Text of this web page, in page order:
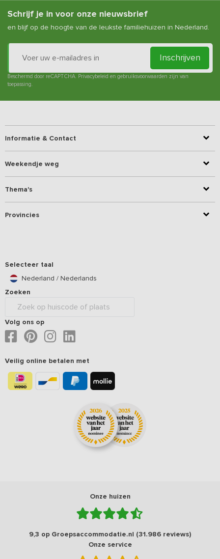
Schrijf je in voor onze nieuwsbrief
en blijf op de hoogte van de leukste familiehuizen in Nederland.
Inschrijven
Beschermd door reCAPTCHA. Privacybeleid en gebruiksvoorwaarden zijn van
toepassing.
Informatie & Contact
Weekendje weg
Thema's
Provincies
Selecteer taal
Nederland / Nederlands
Zoeken
Volg ons op
Veilig online betalen met
Onze huizen
9,3 op Groepsaccommodatie.nl (31.986 reviews)
Onze service